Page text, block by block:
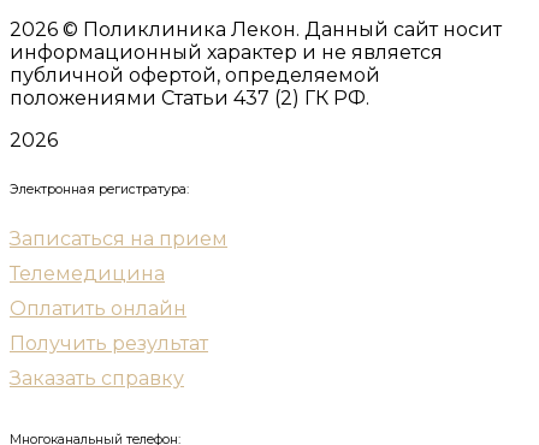
2026 © Поликлиника Лекон. Данный сайт носит
информационный характер и не является
публичной офертой, определяемой
положениями Статьи 437 (2) ГК РФ.
2026
Электронная регистратура:
Записаться на прием
Телемедицина
Оплатить онлайн
Получить результат
Заказать справку
Многоканальный телефон: